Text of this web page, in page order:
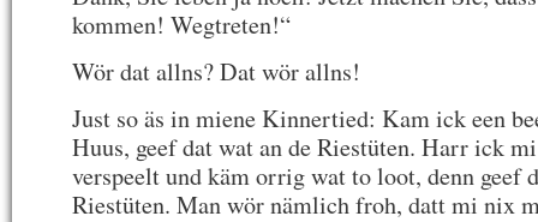
kommen! Wegtreten!“
Wör dat allns? Dat wör allns!
Just so äs in miene Kinnertied: Kam ick een
Huus, geef dat wat an de Riestüten. Harr ick
verspeelt und käm orrig wat to loot, denn geef
Riestüten. Man wör nämlich froh, datt mi nix